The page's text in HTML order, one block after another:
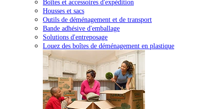
Boîtes et accessoires d'expédition
Housses et sacs
Outils de déménagement et de transport
Bande adhésive d'emballage
Solutions d'entreposage
Louez des boîtes de déménagement en plastique